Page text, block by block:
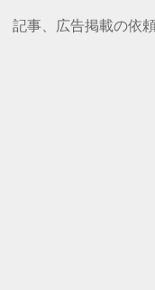
記事、広告掲載の依